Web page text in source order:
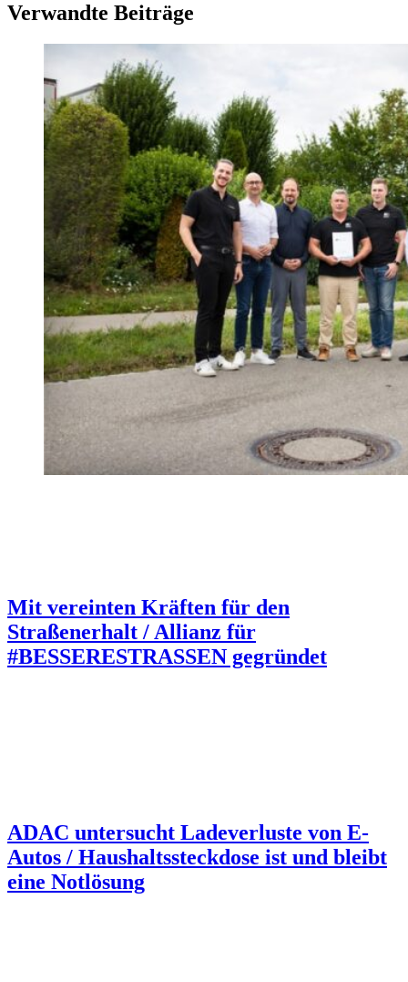
Verwandte Beiträge
Mit vereinten Kräften für den
Straßenerhalt / Allianz für
#BESSERESTRASSEN gegründet
ADAC untersucht Ladeverluste von E-
Autos / Haushaltssteckdose ist und bleibt
eine Notlösung